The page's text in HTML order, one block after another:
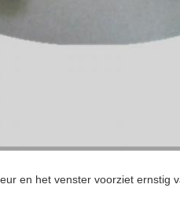
en het venster voorziet ernstig